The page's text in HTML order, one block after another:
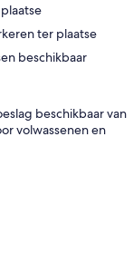
ter plaatse
beschikbaar
beschikbaar van
volwassenen en